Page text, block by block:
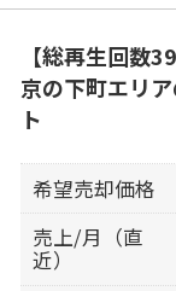
【総再生回数
京の下町エリ
ト
希望売却価格
売上/月（直
近）